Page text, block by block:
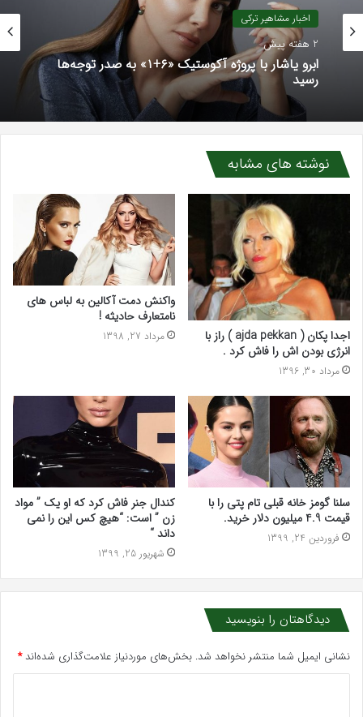
اخبار مشاهیر ترکی
2 هفته پیش
ابرو یاشار با پروژه آکوستیک «۶+۱» به صدر توجه‌ها
رسید
نوشته های مشابه
اجدا پکان ( ajda pekkan ) راز با
انرژی بودن اش را فاش کرد .
مرداد 30, 1396
واکنش دمت آکالین به لباس های
نامتعارف حادیثه !
مرداد 27, 1398
سلنا گومز خانه قبلی تام پتی را با
قیمت 4.9 میلیون دلار خرید.
فروردین 24, 1399
کندال جنر فاش کرد که او یک ” مواد
زن ” است: “هیچ کس این را نمی
داند “
شهریور 25, 1399
دیدگاهتان را بنویسید
نشانی ایمیل شما منتشر نخواهد شد. بخش‌های موردنیاز علامت‌گذاری شده‌اند*